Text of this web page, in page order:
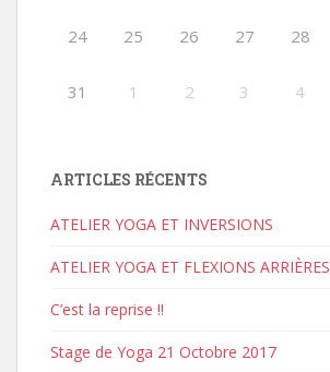
24 25 26 27 28
31 1 2 3 4
ARTICLES RÉCENTS
ATELIER YOGA ET INVERSIONS
ATELIER YOGA ET FLEXIONS ARRIÈRES
C’est la reprise !!
Stage de Yoga 21 Octobre 2017